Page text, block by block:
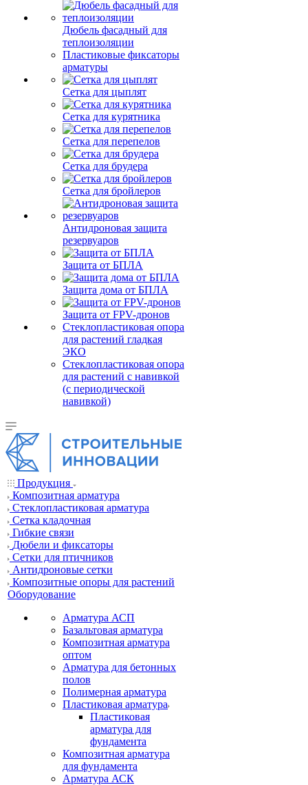
Дюбель фасадный для
теплоизоляции
Пластиковые фиксаторы
арматуры
Сетка для цыплят
Сетка для курятника
Сетка для перепелов
Сетка для брудера
Сетка для бройлеров
Антидроновая защита
резервуаров
Защита от БПЛА
Защита дома от БПЛА
Защита от FPV-дронов
Стеклопластиковая опора
для растений гладкая
ЭКО
Стеклопластиковая опора
для растений с навивкой
(с периодической
навивкой)
Продукция
Композитная арматура
Cтеклопластиковая арматура
Сетка кладочная
Гибкие связи
Дюбели и фиксаторы
Сетки для птичников
Антидроновые сетки
Композитные опоры для растений
Оборудование
Арматура АСП
Базальтовая арматура
Композитная арматура
оптом
Арматура для бетонных
полов
Полимерная арматура
Пластиковая арматура
Пластиковая
арматура для
фундамента
Композитная арматура
для фундамента
Арматура АСК